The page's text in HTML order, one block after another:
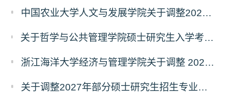
中国农业大学人文与发展学院关于调整2027年硕士研究生招生考试初试科目的通知
关于哲学与公共管理学院硕士研究生入学考试（初试） 考试科目及参考书目变更的通知（二）
浙江海洋大学经济与管理学院关于调整 2027年硕士研究生招生考试初试科目的公告
关于调整2027年部分硕士研究生招生专业初试考试科目的公告（持续更新中）